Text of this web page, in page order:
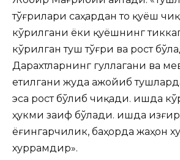
тўғрилари саҳардан то қуёш
кўрилгани ёки қуёшнинг
кўрилган туш тўғри ва рост
Дарахтларнинг гуллагани ва
етилгани жуда ажойиб
эса рост бўлиб чиқади. Қишда
ҳукми заиф бўлади. Қишда
ёғингарчилик, баҳорда жаҳон
хуррамдир».